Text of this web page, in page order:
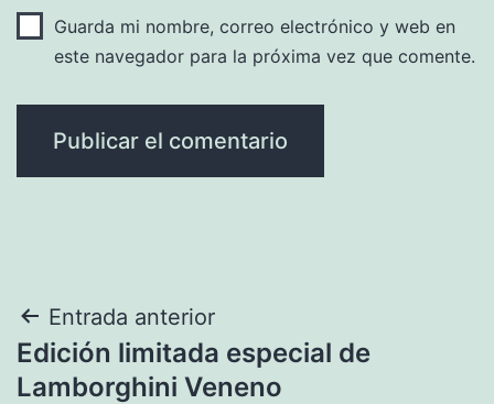
Guarda mi nombre, correo electrónico y web en
este navegador para la próxima vez que comente.
Navegación
de
Entrada anterior
Edición limitada especial de
Lamborghini Veneno